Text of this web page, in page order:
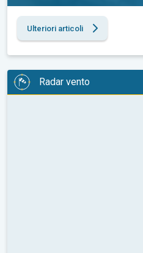
Ulteriori articoli
Radar vento